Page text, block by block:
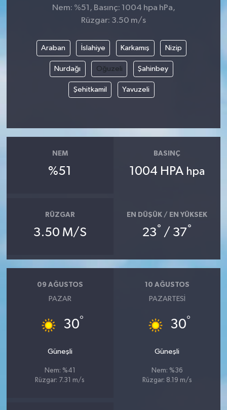
Nem: %51, Basınç: 1004 hpa hPa,
Rüzgar: 3.50 m/s
Araban İslahiye Karkamış Nizip
Nurdağı Oğuzeli Şahinbey
Şehitkamil Yavuzeli
NEM
%51
BASINÇ
1004 HPA hpa
RÜZGAR
3.50 M/S
EN DÜŞÜK / EN YÜKSEK
23° / 37°
09 AĞUSTOS
PAZAR
30°
Güneşli
Nem: %41
Rüzgar: 7.31 m/s
10 AĞUSTOS
PAZARTESI
30°
Güneşli
Nem: %36
Rüzgar: 8.19 m/s